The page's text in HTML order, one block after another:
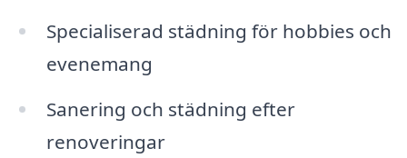
Specialiserad städning för hobbies och
evenemang
Sanering och städning efter
renoveringar